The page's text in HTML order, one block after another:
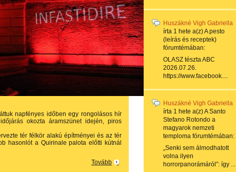
napfényes időben egy rongolásos hír
okozta áramszünet idején, piros
tér félkör alakú építményei és az tér
hasonlót a Quirinale palota előtti kútnál
Tovább
Huszákné Vigh Gabriella
írta 1 hete a(z)A pesto
(leírás és receptek)
fórumtémában:
OLASZ tészta ABC
2026.07.26.
https://www.facebook....
Huszákné Vigh Gabriella
írta 1 hete a(z)A Santo
Stefano Rotondo a
magyarok nemzeti
temploma fórumtémában:
„Senki sem álmodhatott
volna ilyen
horrorpanorámáról”: így ...